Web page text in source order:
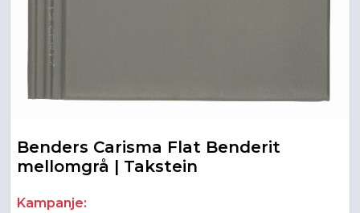
Benders Carisma Flat Benderit
mellomgrå | Takstein
Kampanje: